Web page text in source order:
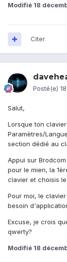
Modifié 18
Citer
Posté(e)
Salut,
Lorsque ton
Paramètres/
section dédié au
Appui sur
pour le mien, la
clavier et choisis
Pour moi, le
besoin
Excuse, je crois
qwerty?
Modifié 18